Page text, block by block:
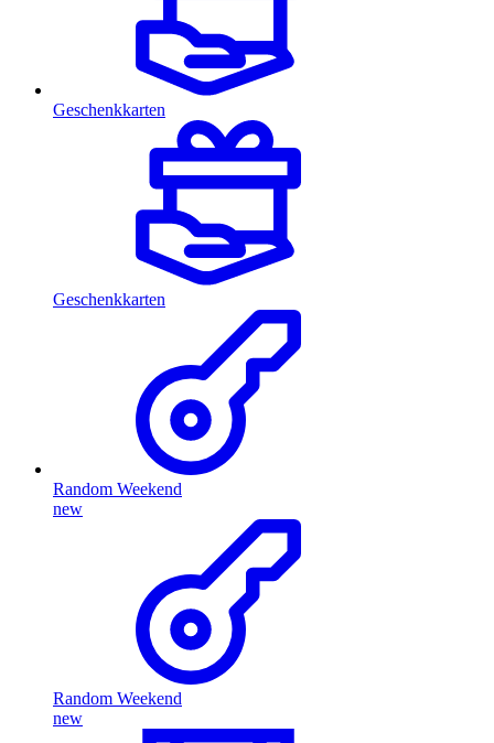
Geschenkkarten
Geschenkkarten
Random Weekend
new
Random Weekend
new